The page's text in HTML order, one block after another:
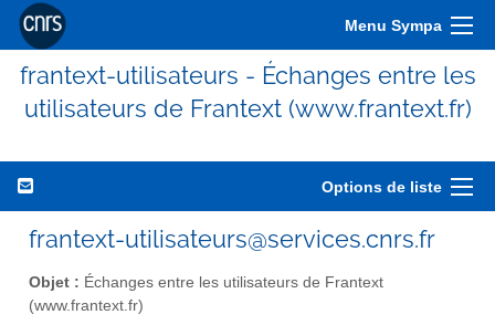
Menu Sympa
frantext-utilisateurs - Échanges entre les
utilisateurs de Frantext (www.frantext.fr)
Options de liste
frantext-utilisateurs@services.cnrs.fr
Objet : Échanges entre les utilisateurs de Frantext
(www.frantext.fr)